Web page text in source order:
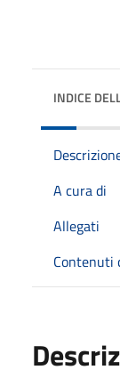
INDICE
A cura di
Allegati
Contenuti